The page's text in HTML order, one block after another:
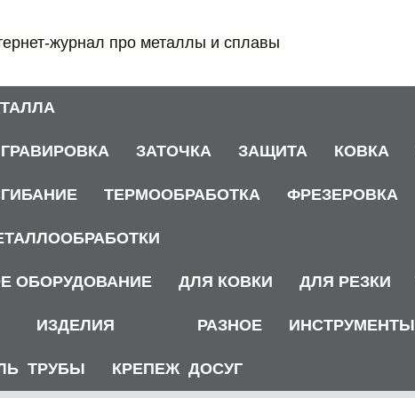
журнал про металлы и сплавы
ГРАВИРОВКА ЗАТОЧКА ЗАЩИТА КОВКА
ТЕРМООБРАБОТКА ФРЕЗЕРОВКА
ОБОРУДОВАНИЕ ДЛЯ КОВКИ ДЛЯ РЕЗКИ
ИЗДЕЛИЯ
ТРУБЫ КРЕПЕЖ
РАЗНОЕ
ДОСУГ
ИНСТРУМЕНТЫ